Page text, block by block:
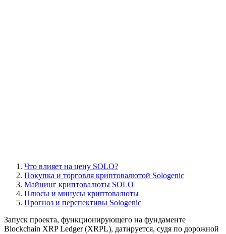
Что влияет на цену SOLO?
Покупка и торговля криптовалютой Sologenic
Майнинг криптовалюты SOLO
Плюсы и минусы криптовалюты
Прогноз и перспективы Sologenic
Запуск проекта, функционирующего на фундаменте
Blockchain XRP Ledger (XRPL), датируется, судя по дорожной